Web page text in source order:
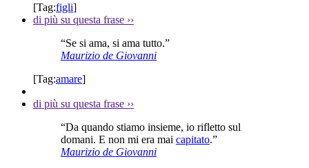
[Tag:figli]
di più su questa frase ››
“Se si ama, si ama tutto.”
Maurizio de Giovanni
[Tag:amare]
di più su questa frase ››
“Da quando stiamo insieme, io rifletto sul
domani. E non mi era mai capitato.”
Maurizio de Giovanni